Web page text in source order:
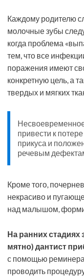
Каждому родителю
молочные зубы
когда проблема
тем, что все
поражения имеют
конкретную цель, а
твердых и мягких
привести к
прикуса и
речевым
Кроме того,
некрасиво и
над малышом,
На ранних стадиях
мятно) дантист
с помощью
проводить